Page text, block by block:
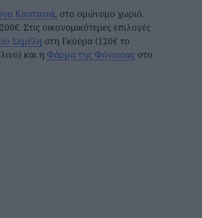
Καστανιά, στο ομώνυμο χωριό.
Στις οικονομικότερες επιλογές
Σεμέλη στη Γκούρα (120€ το
και η Φάρμα της Φόνισσας στο